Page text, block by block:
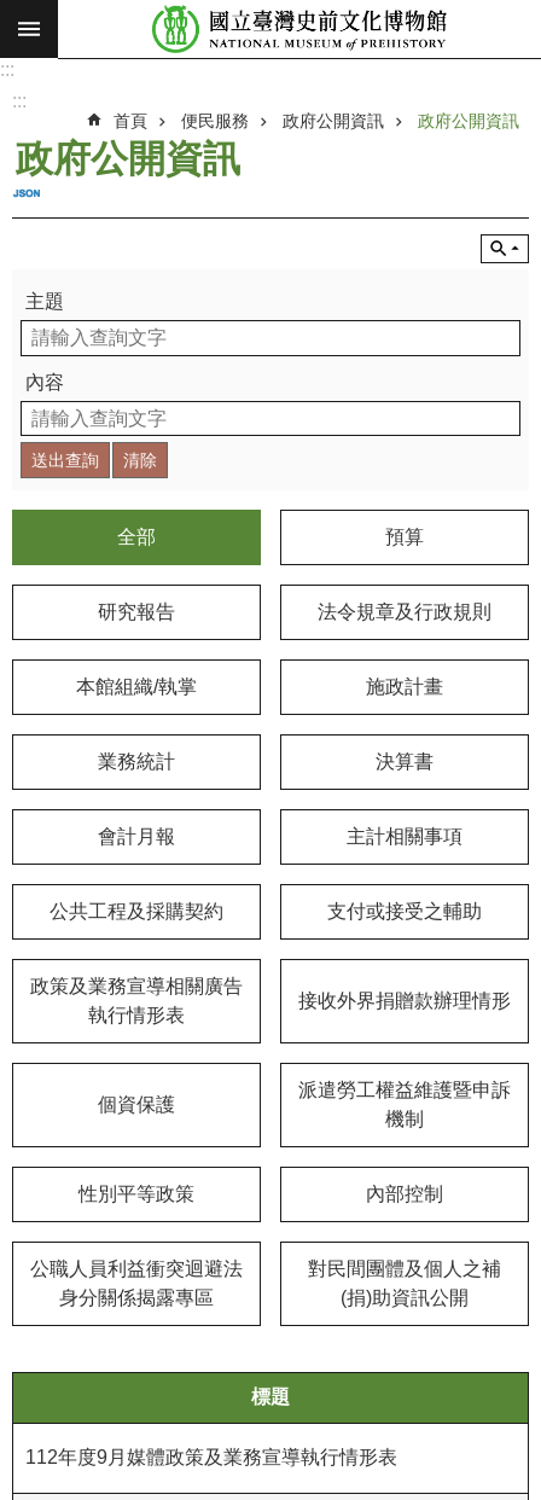
跳到主要內容區塊
搜
願
景
最
新
消
息
參
觀
展
學
探
認
們
民
務
平
區
善
措
施
務
信
:::
:::
首頁 便民服務 政府公開資訊 政府公開資訊
政府公開資訊
主題
內容
全部 預算
研究報告 法令規章及行政規則
本館組織/執掌 施政計畫
業務統計 決算書
會計月報 主計相關事項
公共工程及採購契約 支付或接受之輔助
政策及業務宣導相關廣告
執行情形表
接收外界捐贈款辦理情形
個資保護
派遣勞工權益維護暨申訴
機制
性別平等政策 內部控制
公職人員利益衝突迴避法
身分關係揭露專區
對民間團體及個人之補
(捐)助資訊公開
標題
112年度9月媒體政策及業務宣導執行情形表